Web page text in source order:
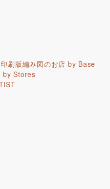
刷版編み図のお店 by Base
by Stores